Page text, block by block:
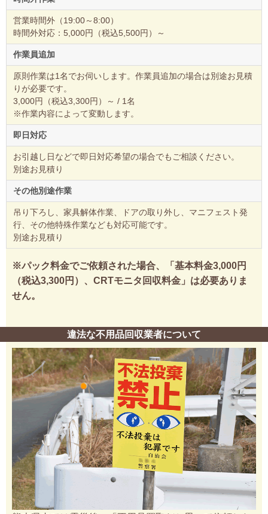
営業時間外（19:00～8:00）
時間外対応：5,000円（税込5,500円）～
作業員追加
原則作業は1名でお伺いします。作業員追加の場合は別途お見積
りが必要です。
3,000円（税込3,300円）～ / 1名
※作業内容によって変動します。
即日対応
お引越し日などで即日対応希望の場合でもご相談ください。
別途お見積り
その他別途作業
吊り下ろし、家具解体作業、ドアの取り外し、マニフェスト発
行、その他特殊作業なども対応可能です。
別途お見積り
※パック料金でご依頼された場合、「基本料金3,000円
（税込3,300円）、CRTモニタ回収料金」は必要ありま
せん。
違法な不用品回収業者について